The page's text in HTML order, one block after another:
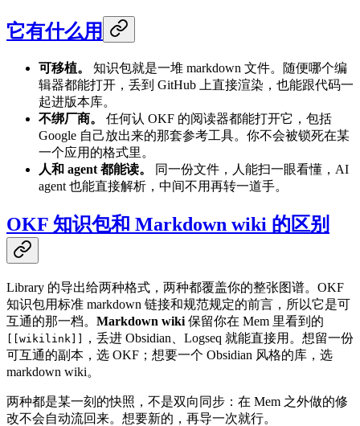
它有什么用
可移植。
知识包就是一堆 markdown 文件。随便哪个编
辑器都能打开，丢到 GitHub 上直接渲染，也能跟代码一
起进版本库。
不绑厂商。
任何认 OKF 的阅读器都能打开它，包括
Google 自己放出来的那套参考工具。你不会被锁死在某
一个应用的格式里。
人和 agent 都能读。
同一份文件，人能扫一眼看懂，AI
agent 也能直接解析，中间不用再转一道手。
OKF 知识包和 Markdown wiki 的区别
Library 的导出给两种格式，两种都覆盖你的整张图谱。OKF
知识包用标准 markdown 链接和规范规定的前言，所以它是可
互通的那一档。 Markdown wiki 保留你在 Mem 里看到的
[[wikilink]]
，丢进 Obsidian、Logseq 就能直接用。想留一份
可互通的副本，选 OKF；想要一个 Obsidian 风格的库，选
markdown wiki。
两种都是某一刻的快照，不是双向同步：在 Mem 之外做的修
改不会自动流回来。想要新的，再导一次就行。